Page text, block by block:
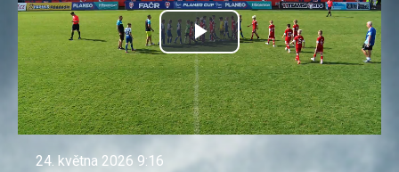
Přehrát
video
24. května 2026 9:16